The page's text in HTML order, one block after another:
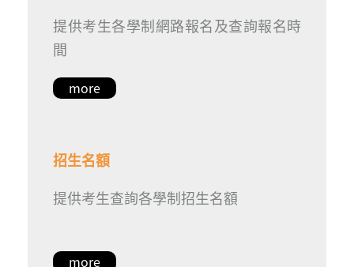
提供考生各學制網路報名及查詢報名時
間
more
招生名額
提供考生查詢各學制招生名額
more